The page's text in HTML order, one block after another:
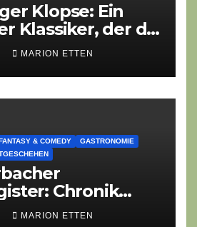
Klopse: Ein
Klassiker, der die
MARION ETTEN
& COMEDY
GASTRONOMIE
Chronik
MARION ETTEN